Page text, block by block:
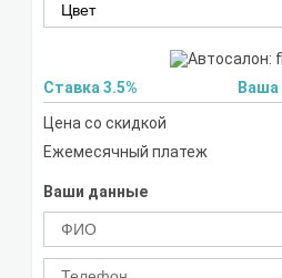
Ставка 3.5%
Ваша
Цена со скидкой
Ежемесячный платеж
Ваши данные